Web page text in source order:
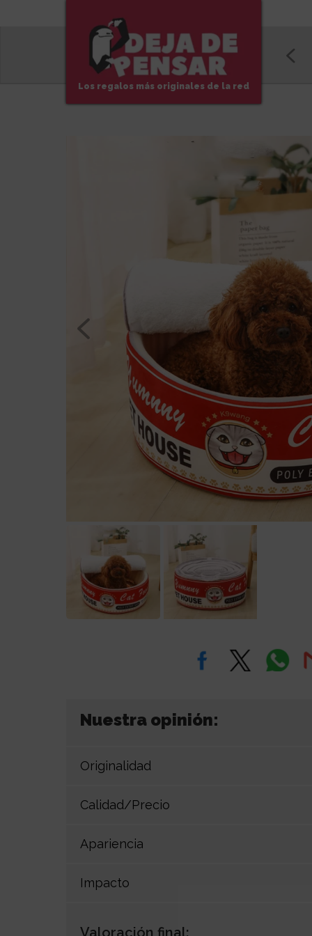
Los regalos más originales de la red
Nuestra opinión:
Originalidad
Calidad/Precio
Apariencia
Impacto
Valoración final: